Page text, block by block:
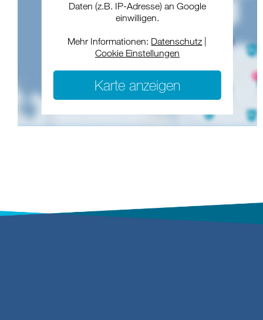
Daten (z.B. IP-Adresse) an Google
einwilligen.
Mehr Informationen: Datenschutz
Cookie Einstellungen
Karte anzeigen